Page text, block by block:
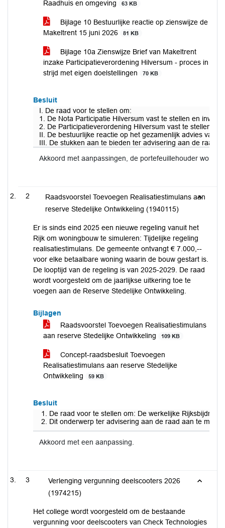
Raadhuis en omgeving 63 KB
Bijlage 10 Bestuurlijke reactie op zienswijze de
Makeltrent 15 juni 2026
81 KB
Bijlage 10a Zienswijze Brief van Makeltrent
inzake Participatieverordening Hilversum - proces in
strijd met eigen doelstellingen
70 KB
Besluit
I. De raad voor te stellen om:
1. De Nota Participatie Hilversum vast te stellen en
2. De Participatieverordening Hilversum vast te stellen
II. De bestuurlijke reactie op het gezamenlijk advies van
III. De stukken aan te bieden ter advisering aan de raad
Akkoord met aanpassingen, de portefeuillehouder wordt
2
Raadsvoorstel Toevoegen Realisatiestimulans aan
reserve Stedelijke Ontwikkeling (1940115)
Er is sinds eind 2025 een nieuwe regeling vanuit het
Rijk om woningbouw te simuleren: Tijdelijke regeling
realisatiestimulans. De gemeente ontvangt € 7.000,--
voor elke betaalbare woning waarin de bouw gestart is.
De looptijd van de regeling is van 2025-2029. De raad
wordt voorgesteld om de jaarlijkse uitkering toe te
voegen aan de Reserve Stedelijke Ontwikkeling.
Bijlagen
Raadsvoorstel Toevoegen Realisatiestimulans
aan reserve Stedelijke Ontwikkeling
109 KB
Concept-raadsbesluit Toevoegen
Realisatiestimulans aan reserve Stedelijke
Ontwikkeling
59 KB
Besluit
De raad voor te stellen om: De werkelijke
Dit onderwerp ter advisering aan de raad aan te
Akkoord met een aanpassing.
3
Verlenging vergunning deelscooters 2026
(1974215)
Het college wordt voorgesteld om de bestaande
vergunning voor deelscooters van Check Technologies